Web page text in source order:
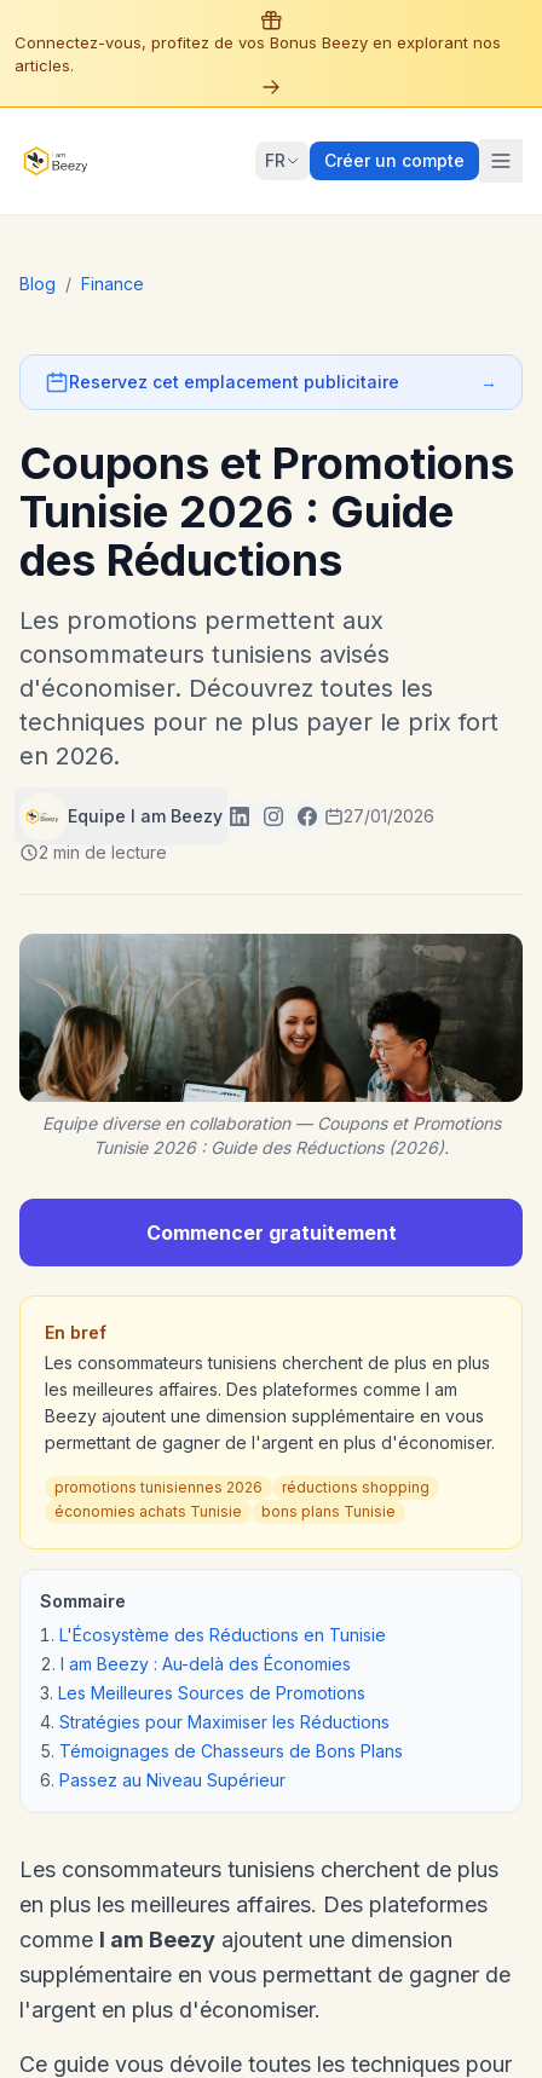
Connectez-vous, profitez de vos Bonus Beezy en explorant nos
articles.
FR Créer un compte
Blog / Finance
Reservez cet emplacement publicitaire →
Coupons et Promotions
Tunisie 2026 : Guide
des Réductions
Les promotions permettent aux
consommateurs tunisiens avisés
d'économiser. Découvrez toutes les
techniques pour ne plus payer le prix fort
en 2026.
Equipe I am Beezy
27/01/2026
2 min de lecture
Equipe diverse en collaboration — Coupons et Promotions
Tunisie 2026 : Guide des Réductions (2026).
Commencer gratuitement
En bref
Les consommateurs tunisiens cherchent de plus en plus
les meilleures affaires. Des plateformes comme I am
Beezy ajoutent une dimension supplémentaire en vous
permettant de gagner de l'argent en plus d'économiser.
promotions tunisiennes 2026
réductions shopping
économies achats Tunisie
bons plans Tunisie
Sommaire
L'Écosystème des Réductions en Tunisie
I am Beezy : Au-delà des Économies
Les Meilleures Sources de Promotions
Stratégies pour Maximiser les Réductions
Témoignages de Chasseurs de Bons Plans
Passez au Niveau Supérieur
Les consommateurs tunisiens cherchent de plus
en plus les meilleures affaires. Des plateformes
comme I am Beezy ajoutent une dimension
supplémentaire en vous permettant de gagner de
l'argent en plus d'économiser.
Ce guide vous dévoile toutes les techniques pour